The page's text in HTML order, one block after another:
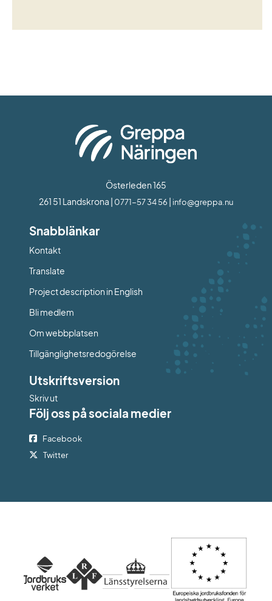
Österleden 165
261 51 Landskrona | 0771-57 34 56 | info@greppa.nu
Snabblänkar
Kontakt
Translate
Project description in English
Bli medlem
Om webbplatsen
Tillgänglighetsredogörelse
Utskriftsversion
Skriv ut
Följ oss på sociala medier
Facebook
Twitter